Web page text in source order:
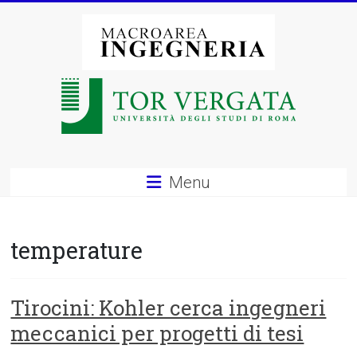
Macroarea
degli
di
Roma
Menu
temperature
Tirocini: Kohler cerca ingegneri
meccanici per progetti di tesi